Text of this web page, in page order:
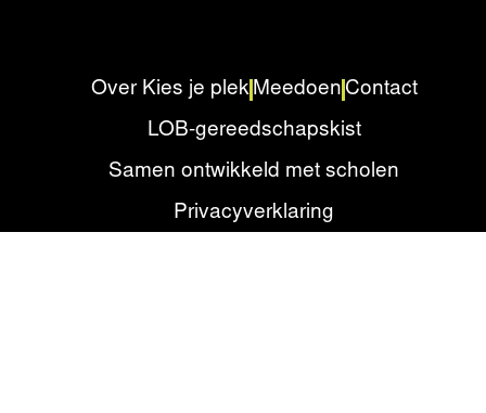
Over Kies je plek Meedoen Contact
LOB-gereedschapskist
Samen ontwikkeld met scholen
Privacyverklaring